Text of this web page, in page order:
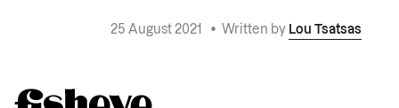
25 August 2021 • Written by Lou Tsatsas